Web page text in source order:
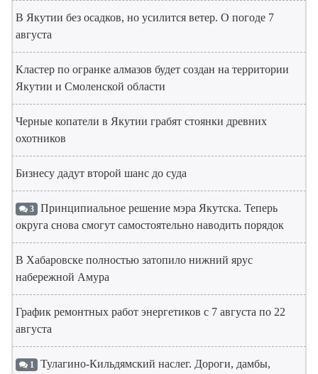
В Якутии без осадков, но усилится ветер. О погоде 7
августа
Кластер по огранке алмазов будет создан на территории
Якутии и Смоленской области
Черные копатели в Якутии грабят стоянки древних
охотников
Бизнесу дадут второй шанс до суда
3 Принципиальное решение мэра Якутска. Теперь
округа снова смогут самостоятельно наводить порядок
В Хабаровске полностью затопило нижний ярус
набережной Амура
График ремонтных работ энергетиков с 7 августа по 22
августа
1 Тулагино-Кильдямский наслег. Дороги, дамбы,